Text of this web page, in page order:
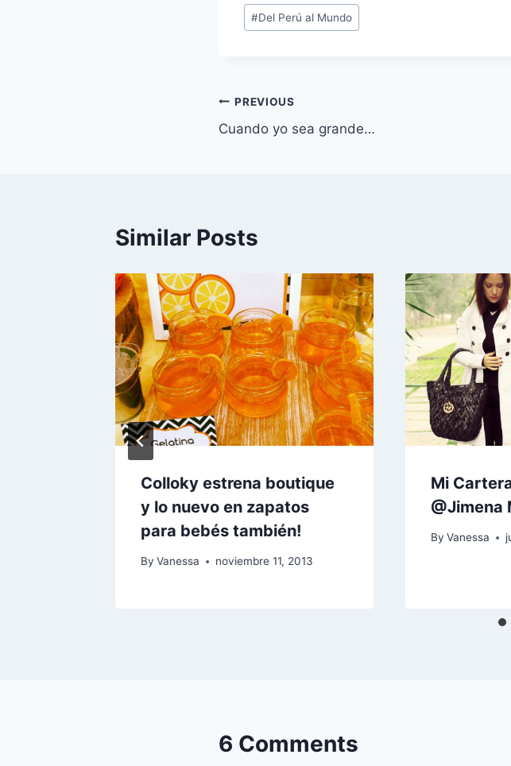
Post
Tags:
#Del Perú al Mundo
Navegación
de
PREVIOUS
Cuando yo sea grande…
Similar Posts
Colloky estrena boutique
y lo nuevo en zapatos
para bebés también!
By Vanessa noviembre 11, 2013
Mi
@Jimena
By Vanessa
6 Comments